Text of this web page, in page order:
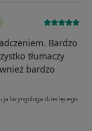
Bardzo
tłumaczy
bardzo
laryngologa dziecięcego